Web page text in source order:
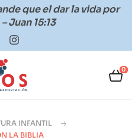
que el dar la vida por
Juan 15:13
0
INFANTIL
LA BIBLIA